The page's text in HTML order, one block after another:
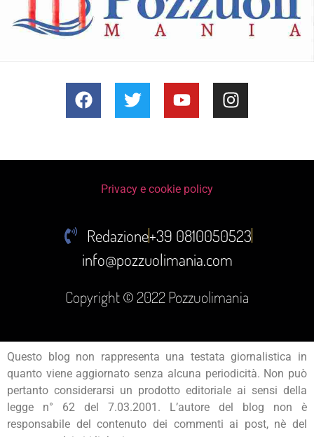
Copyright © 2022 Pozzuolimania
Redazione+39 0810050523
info@pozzuolimania.com
Privacy e cookie policy
Questo blog non rappresenta una testata giornalistica in
quanto viene aggiornato senza alcuna periodicità. Non può
pertanto considerarsi un prodotto editoriale ai sensi della
legge n° 62 del 7.03.2001. L’autore del blog non è
responsabile del contenuto dei commenti ai post, nè del